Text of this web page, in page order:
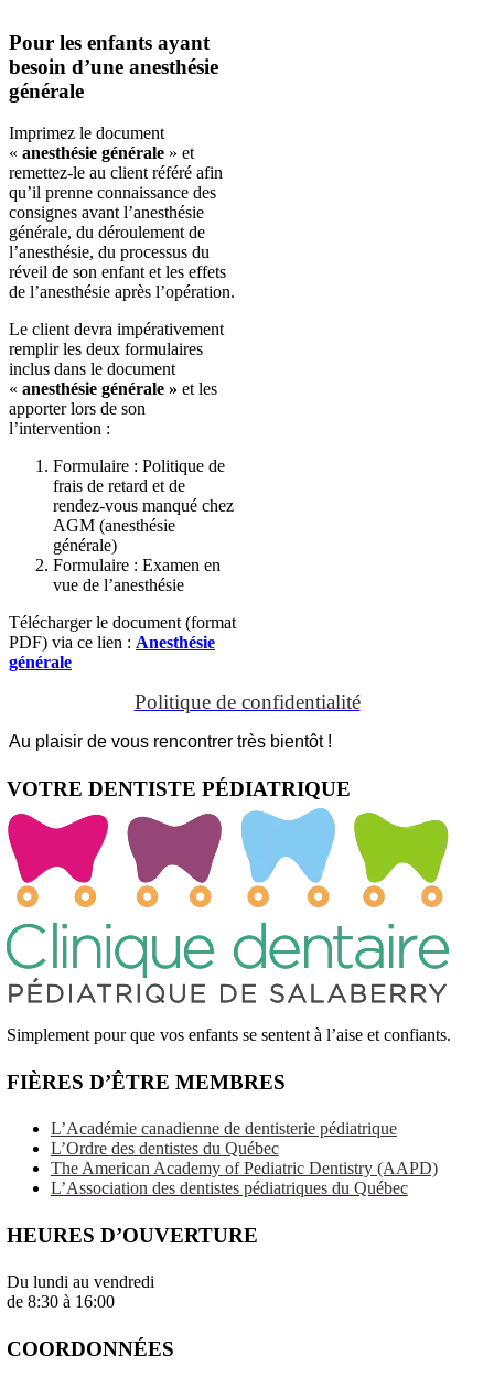
Pour les enfants ayant
besoin d’une anesthésie
générale
Imprimez le document
« anesthésie générale » et
remettez-le au client référé afin
qu’il prenne connaissance des
consignes avant l’anesthésie
générale, du déroulement de
l’anesthésie, du processus du
réveil de son enfant et les effets
de l’anesthésie après l’opération.
Le client devra impérativement
remplir les deux formulaires
inclus dans le document
« anesthésie générale » et les
apporter lors de son
l’intervention :
Formulaire : Politique de
frais de retard et de
rendez-vous manqué chez
AGM (anesthésie
générale)
Formulaire : Examen en
vue de l’anesthésie
Télécharger le document (format
PDF) via ce lien : Anesthésie
générale
Politique de confidentialité
Au plaisir de vous rencontrer très bientôt !
VOTRE DENTISTE PÉDIATRIQUE
Simplement pour que vos enfants se sentent à l’aise et confiants.
FIÈRES D’ÊTRE MEMBRES
L’Académie canadienne de dentisterie pédiatrique
L’Ordre des dentistes du Québec
The American Academy of Pediatric Dentistry (AAPD)
L’Association des dentistes pédiatriques du Québec
HEURES D’OUVERTURE
Du lundi au vendredi
de 8:30 à 16:00
COORDONNÉES